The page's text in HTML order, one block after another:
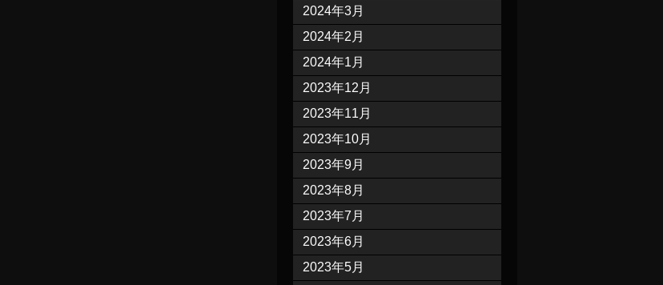
2024年3月
2024年2月
2024年1月
2023年12月
2023年11月
2023年10月
2023年9月
2023年8月
2023年7月
2023年6月
2023年5月